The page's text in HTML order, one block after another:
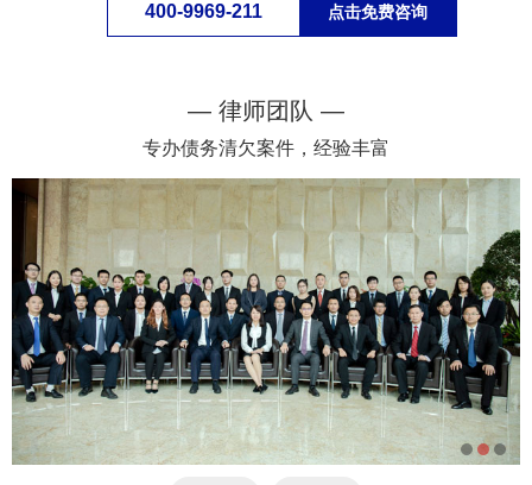
400-9969-211 点击免费咨询
— 律师团队 —
专办债务清欠案件，经验丰富